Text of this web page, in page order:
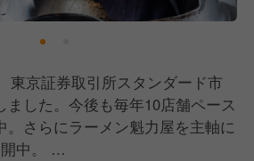
東京証券取引所スタンダード市
ました。今後も毎年10店舗ペース
。さらにラーメン魁力屋を主軸に
中。